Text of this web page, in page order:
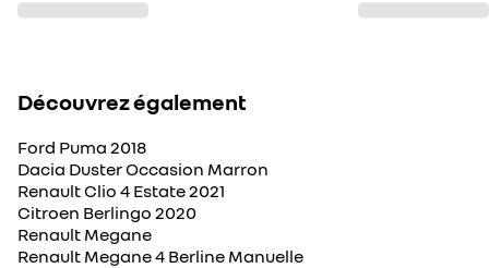
Découvrez également
Ford Puma 2018
Dacia Duster Occasion Marron
Renault Clio 4 Estate 2021
Citroen Berlingo 2020
Renault Megane
Renault Megane 4 Berline Manuelle